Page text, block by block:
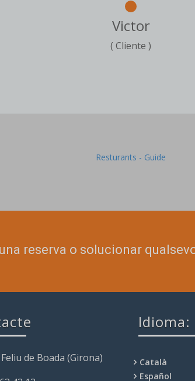
Victor
( Cliente )
Resturants - Guide
reserva o solucionar
de Boada (Girona)
Idioma:
Català
Español